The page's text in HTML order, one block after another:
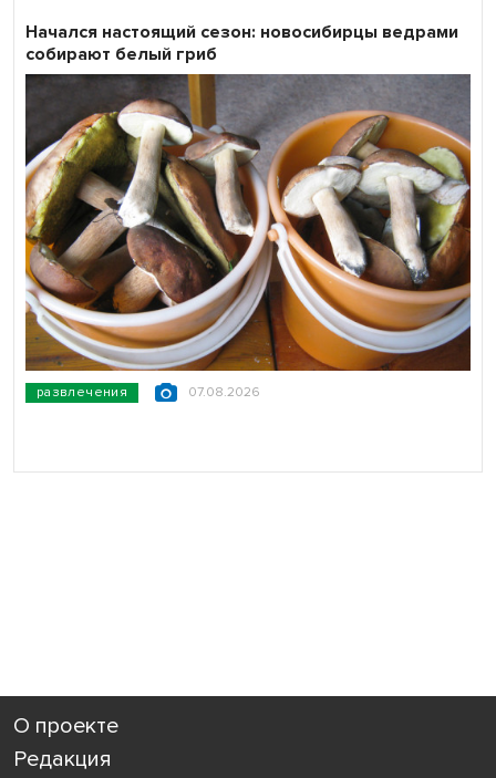
развлечения 07.08.2026
Начался настоящий сезон: новосибирцы ведрами
собирают белый гриб
О проекте
Редакция